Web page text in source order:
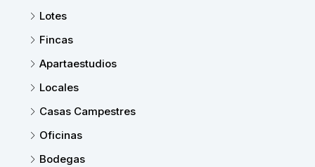
Lotes
Fincas
Apartaestudios
Locales
Casas Campestres
Oficinas
Bodegas